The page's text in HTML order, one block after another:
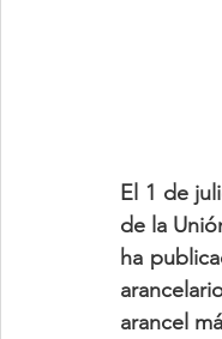
El 1 de
de la
ha
arancel